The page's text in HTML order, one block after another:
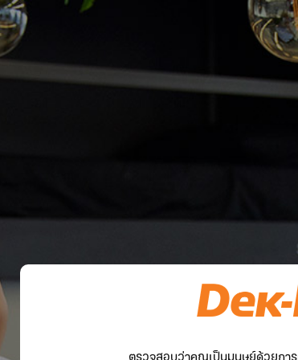
ตรวจสอบว่าคุณเป็นมนุษย์ด้วยการ